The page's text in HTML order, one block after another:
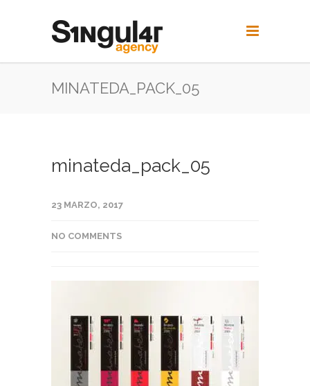
MINATEDA_PACK_05
minateda_pack_05
23 MARZO, 2017
NO COMMENTS